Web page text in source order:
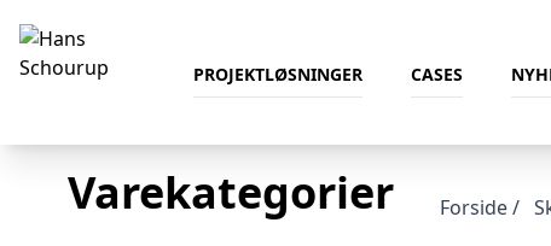
PROJEKTLØSNINGER CASES
Varekategorier Forside/